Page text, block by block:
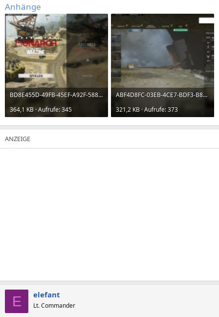
Anhänge
BD8E455D-49FB-45EF-A92F-5883F140AF22.jpeg
364,1 KB · Aufrufe: 345
ABF4D8FC-03EB-4CE7-BDF3-B8F169DAB5C0.jpeg
321,2 KB · Aufrufe: 373
E elefant
Lt. Commander